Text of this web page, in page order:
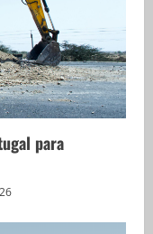
para